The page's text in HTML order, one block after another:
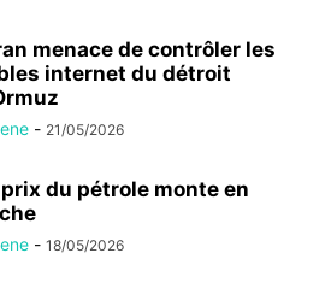
menace de contrôler les
internet du détroit
- 21/05/2026
prix du pétrole monte en
- 18/05/2026